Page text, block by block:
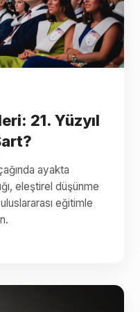
21. Yüzyıl
ayakta
eleştirel düşünme
eğitimle